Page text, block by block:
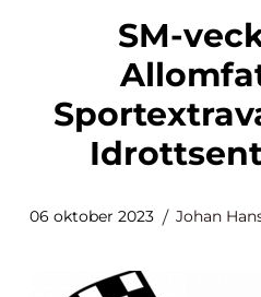
SM-veckan: En
06 oktober 2023 Johan